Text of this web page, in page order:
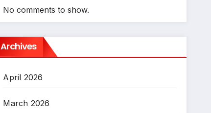
No comments to show.
Archives
April 2026
March 2026